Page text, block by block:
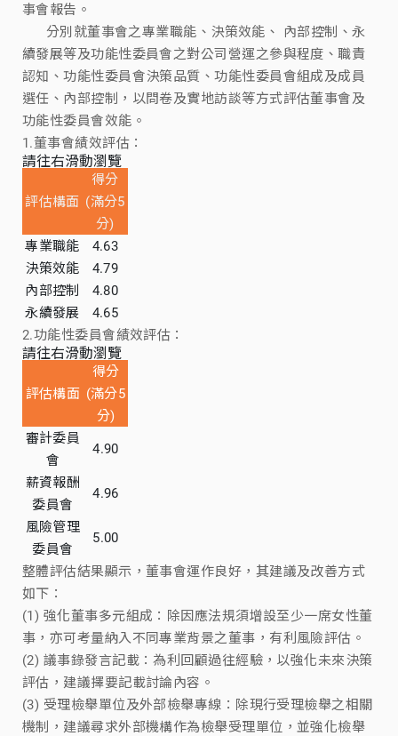
事會報告。
分別就董事會之專業職能、決策效能、 內部控制、永
續發展等及功能性委員會之對公司營運之參與程度、職責
認知、功能性委員會決策品質、功能性委員會組成及成員
選任、內部控制，以問卷及實地訪談等方式評估董事會及
功能性委員會效能。
1.董事會績效評估：
請往右滑動瀏覽
評估構面
得分
(滿分5
分)
專業職能
4.63
決策效能
4.79
內部控制
4.80
永續發展
4.65
2.功能性委員會績效評估：
請往右滑動瀏覽
評估構面
得分
(滿分5
分)
審計委員
會
4.90
薪資報酬
委員會
4.96
風險管理
委員會
5.00
整體評估結果顯示，董事會運作良好，其建議及改善方式
如下：
(1) 強化董事多元組成：除因應法規須增設至少一席女性董
事，亦可考量納入不同專業背景之董事，有利風險評估。
(2) 議事錄發言記載：為利回顧過往經驗，以強化未來決策
評估，建議擇要記載討論內容。
(3) 受理檢舉單位及外部檢舉專線：除現行受理檢舉之相關
機制，建議尋求外部機構作為檢舉受理單位，並強化檢舉